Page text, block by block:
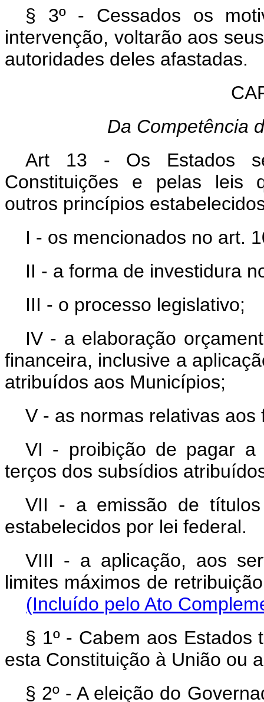
§ 3º - Cessados os
intervenção, voltarão aos
autoridades deles afastadas.
Da Competência
Art 13 - Os Estados
Constituições e pelas leis
outros princípios
I - os mencionados no art.
II - a forma de investidura
III - o processo legislativo;
IV - a elaboração
financeira, inclusive a
atribuídos aos Municípios;
V - as normas relativas
VI - proibição de pagar a
terços dos subsídios
VII - a emissão de
estabelecidos por lei federal.
VIII - a aplicação, aos
limites máximos de
(Incluído pelo Ato
§ 1º - Cabem aos
esta Constituição à União ou
§ 2º - A eleição do